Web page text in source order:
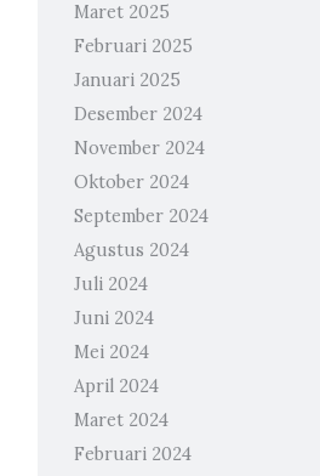
Maret 2025
Februari 2025
Januari 2025
Desember 2024
November 2024
Oktober 2024
September 2024
Agustus 2024
Juli 2024
Juni 2024
Mei 2024
April 2024
Maret 2024
Februari 2024